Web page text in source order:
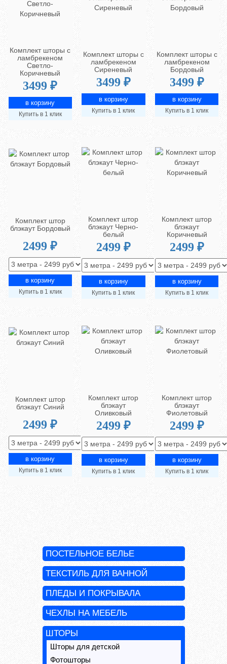
ПОСТЕЛЬНОЕ БЕЛЬЕ
ТЕКСТИЛЬ ДЛЯ ВАННОЙ
ПЛЕДЫ И ПОКРЫВАЛА
ЧЕХЛЫ НА МЕБЕЛЬ
ШТОРЫ
Шторы для детской
Фотошторы
Комплект шторы с
ламбрекеном
Светло-
Коричневый
3499 ₽
Купить в 1 клик
Комплект шторы с
ламбрекеном
Сиреневый
3499 ₽
Купить в 1 клик
Комплект шторы с
ламбрекеном
Бордовый
3499 ₽
Купить в 1 клик
Комплект штор
блэкаут Бордовый
2499 ₽
Купить в 1 клик
Комплект штор
блэкаут Черно-
белый
2499 ₽
Купить в 1 клик
Комплект штор
блэкаут
Коричневый
2499 ₽
Купить в 1 клик
Комплект штор
блэкаут Синий
2499 ₽
Купить в 1 клик
Комплект штор
блэкаут
Оливковый
2499 ₽
Купить в 1 клик
Комплект штор
блэкаут
Фиолетовый
2499 ₽
Купить в 1 клик